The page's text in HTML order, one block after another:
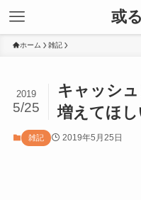
或
ホーム 雑記
キャッシ
増えてほし
2019
5/25
雑記 2019年5月25日